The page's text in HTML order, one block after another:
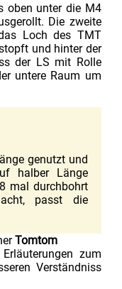
oben unter die M4
Die zweite
Loch des TMT
und hinter der
der LS mit Rolle
untere Raum um
genutzt und
halber Länge
mal durchbohrt
Tomtom
zum
Verständniss